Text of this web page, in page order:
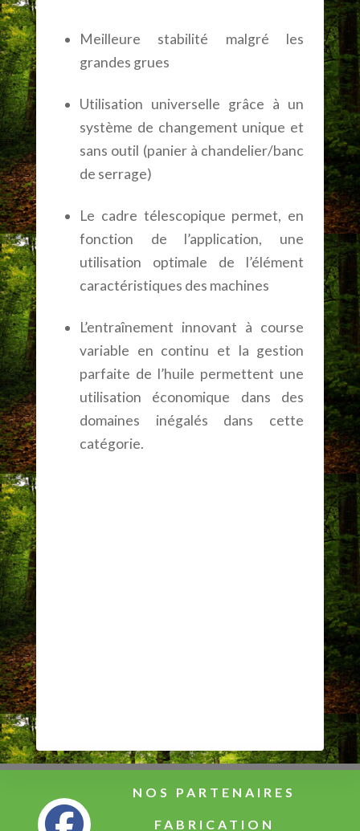
Meilleure stabilité malgré les
grandes grues
Utilisation universelle grâce à un
système de changement unique et
sans outil (panier à chandelier/banc
de serrage)
Le cadre télescopique permet, en
fonction de l’application, une
utilisation optimale de l’élément
caractéristiques des machines
L’entraînement innovant à course
variable en continu et la gestion
parfaite de l’huile permettent une
utilisation économique dans des
domaines inégalés dans cette
catégorie.
NOS PARTENAIRES
FABRICATION